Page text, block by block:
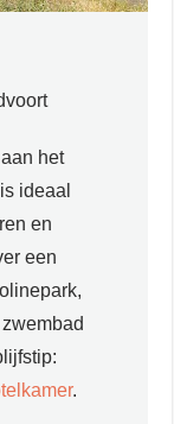
het
ideaal
en
een
.